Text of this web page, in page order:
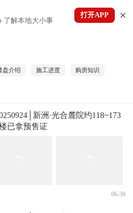
了解本地大小事
打开APP
下拉刷新
盘介绍 施工进度 购房知识
新洲·光合麓院约118~173
已拿预售证
06-30